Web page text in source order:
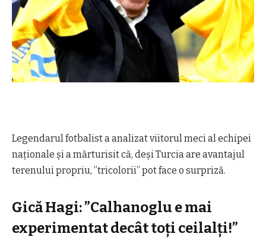
Legendarul fotbalist a analizat viitorul meci al echipei
naționale și a mărturisit că, deși Turcia are avantajul
terenului propriu, ”tricolorii” pot face o surpriză.
Gică Hagi: ”Calhanoglu e mai
experimentat decât toți ceilalți!”